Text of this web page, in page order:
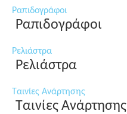
Ραπιδογράφοι
Ραπιδογράφοι
Ρελιάστρα
Ρελιάστρα
Ταινίες Ανάρτησης
Ταινίες Ανάρτησης